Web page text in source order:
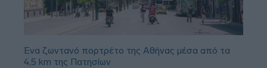
Ένα ζωντανό πορτρέτο της Αθήνας μέσα από τα
4,5 km της Πατησίων